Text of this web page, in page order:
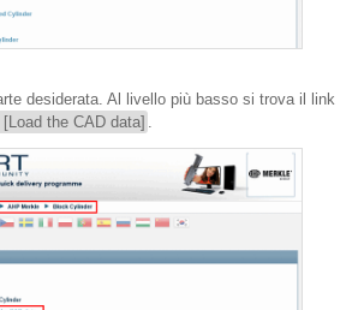
desiderata. Al livello più basso si trova il link
the CAD data]